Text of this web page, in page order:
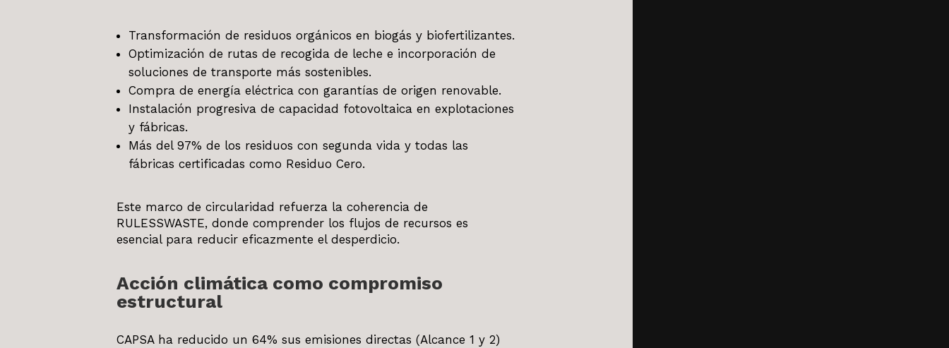
Transformación de residuos orgánicos en biogás y biofertilizantes.
Optimización de rutas de recogida de leche e incorporación de
soluciones de transporte más sostenibles.
Compra de energía eléctrica con garantías de origen renovable.
Instalación progresiva de capacidad fotovoltaica en explotaciones
y fábricas.
Más del 97% de los residuos con segunda vida y todas las
fábricas certificadas como Residuo Cero.
Este marco de circularidad refuerza la coherencia de
RULESSWASTE, donde comprender los flujos de recursos es
esencial para reducir eficazmente el desperdicio.
Acción climática como compromiso
estructural
CAPSA ha reducido un 64% sus emisiones directas (Alcance 1 y 2)